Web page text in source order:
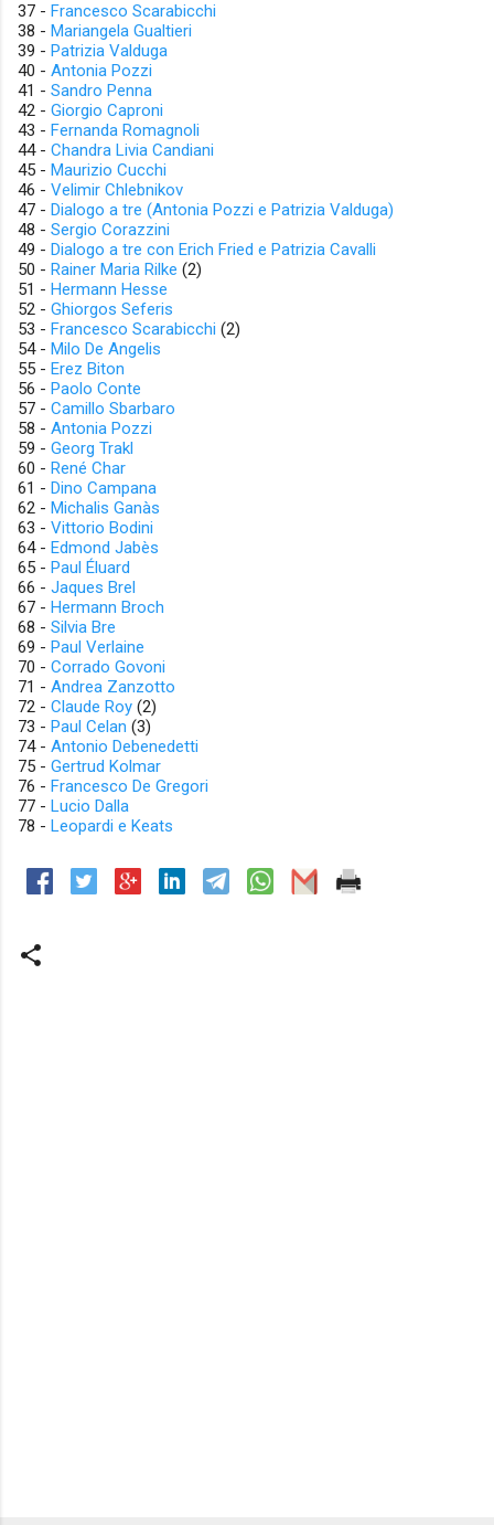
37 - Francesco Scarabicchi
38 - Mariangela Gualtieri
39 - Patrizia Valduga
40 - Antonia Pozzi
41 - Sandro Penna
42 - Giorgio Caproni
43 - Fernanda Romagnoli
44 - Chandra Livia Candiani
45 - Maurizio Cucchi
46 - Velimir Chlebnikov
47 - Dialogo a tre (Antonia Pozzi e Patrizia Valduga)
48 - Sergio Corazzini
49 - Dialogo a tre con Erich Fried e Patrizia Cavalli
50 - Rainer Maria Rilke (2)
51 - Hermann Hesse
52 - Ghiorgos Seferis
53 - Francesco Scarabicchi (2)
54 - Milo De Angelis
55 - Erez Biton
56 - Paolo Conte
57 - Camillo Sbarbaro
58 - Antonia Pozzi
59 - Georg Trakl
60 - René Char
61 - Dino Campana
62 - Michalis Ganàs
63 - Vittorio Bodini
64 - Edmond Jabès
65 - Paul Éluard
66 - Jaques Brel
67 - Hermann Broch
68 - Silvia Bre
69 - Paul Verlaine
70 - Corrado Govoni
71 - Andrea Zanzotto
72 - Claude Roy (2)
73 - Paul Celan (3)
74 - Antonio Debenedetti
75 - Gertrud Kolmar
76 - Francesco De Gregori
77 - Lucio Dalla
78 - Leopardi e Keats